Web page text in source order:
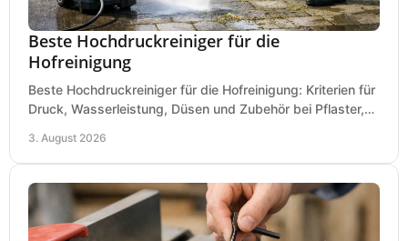
Beste Hochdruckreiniger für die
Hofreinigung
Beste Hochdruckreiniger für die Hofreinigung: Kriterien für
Druck, Wasserleistung, Düsen und Zubehör bei Pflaster,
3. August 2026